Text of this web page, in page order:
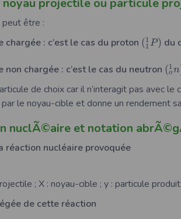
noyau projectile ou particule
être :
chargée : c’est le cas du proton (1
1 P) du
non chargée : c’est le cas du neutron (1
on
de choix car il n’interagit pas avec
le noyau-cible et donne un rendement
nuclÃ©aire et notation
réaction nucléaire provoquée
; X : noyau-cible ; y : particule
de cette réaction